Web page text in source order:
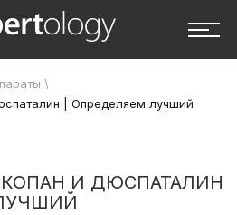
\
| Определяем лучший
И ДЮСПАТАЛИН